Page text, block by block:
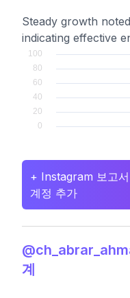
Steady growth
indicating effective
+ Instagram 보고
계정 추가
계